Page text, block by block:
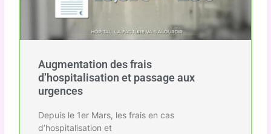
Augmentation des frais
d’hospitalisation et passage aux
urgences
Depuis le 1er Mars, les frais en cas
d’hospitalisation et